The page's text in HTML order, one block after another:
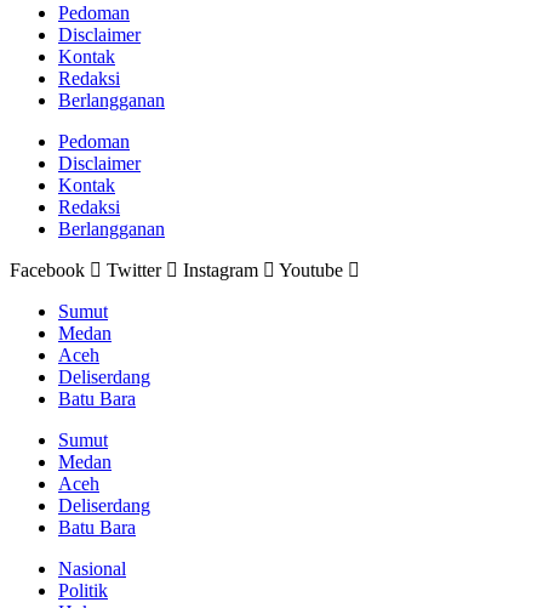
Pedoman
Disclaimer
Kontak
Redaksi
Berlangganan
Pedoman
Disclaimer
Kontak
Redaksi
Berlangganan
Facebook
Twitter Instagram
Youtube
Sumut
Medan
Aceh
Deliserdang
Batu Bara
Sumut
Medan
Aceh
Deliserdang
Batu Bara
Nasional
Politik